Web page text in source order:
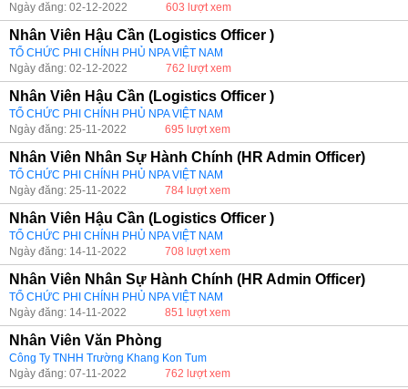
Ngày đăng: 02-12-2022
603 lượt xem
Nhân Viên Hậu Cần (Logistics Officer )
TỔ CHỨC PHI CHÍNH PHỦ NPA VIỆT NAM
Ngày đăng: 02-12-2022
762 lượt xem
Nhân Viên Hậu Cần (Logistics Officer )
TỔ CHỨC PHI CHÍNH PHỦ NPA VIỆT NAM
Ngày đăng: 25-11-2022
695 lượt xem
Nhân Viên Nhân Sự Hành Chính (HR Admin Officer)
TỔ CHỨC PHI CHÍNH PHỦ NPA VIỆT NAM
Ngày đăng: 25-11-2022
784 lượt xem
Nhân Viên Hậu Cần (Logistics Officer )
TỔ CHỨC PHI CHÍNH PHỦ NPA VIỆT NAM
Ngày đăng: 14-11-2022
708 lượt xem
Nhân Viên Nhân Sự Hành Chính (HR Admin Officer)
TỔ CHỨC PHI CHÍNH PHỦ NPA VIỆT NAM
Ngày đăng: 14-11-2022
851 lượt xem
Nhân Viên Văn Phòng
Công Ty TNHH Trường Khang Kon Tum
Ngày đăng: 07-11-2022
762 lượt xem